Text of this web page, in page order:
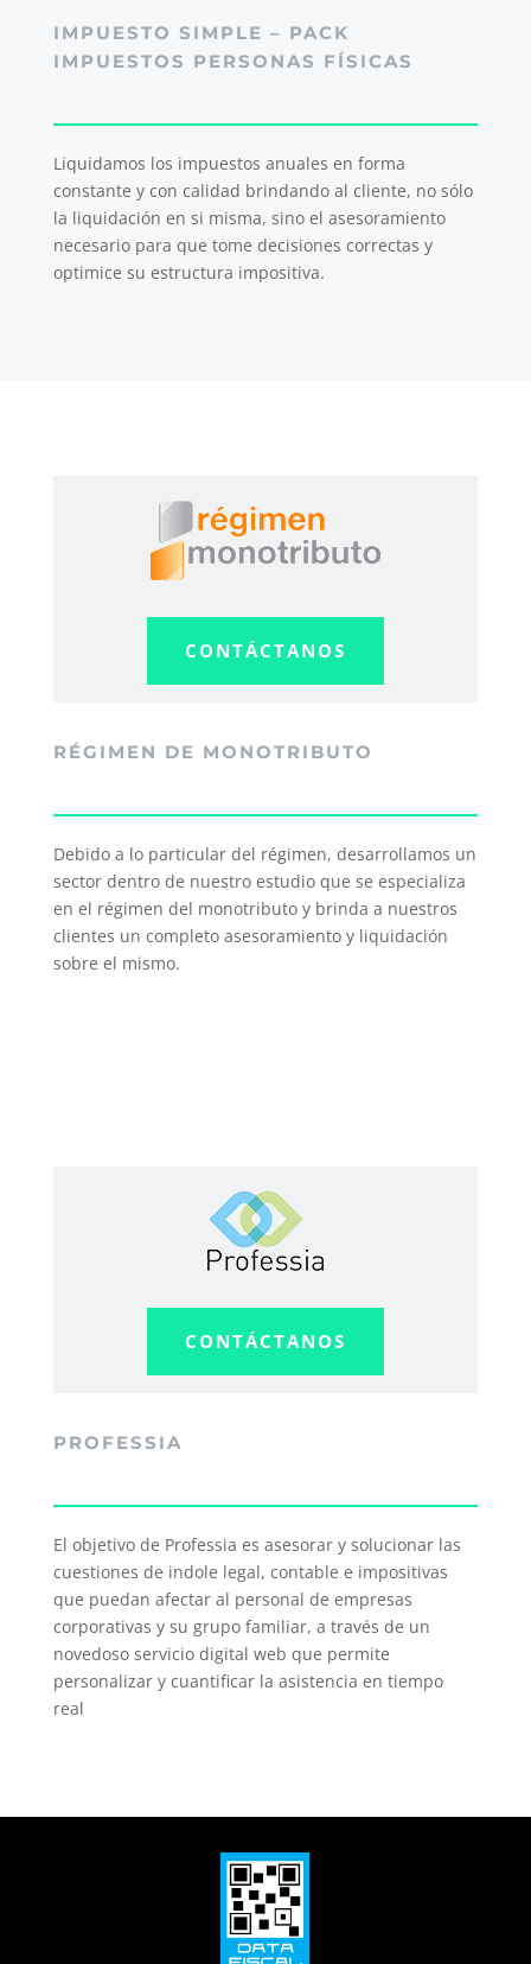
IMPUESTO SIMPLE – PACK
IMPUESTOS PERSONAS FÍSICAS
Liquidamos los impuestos anuales en forma
constante y con calidad brindando al cliente, no sólo
la liquidación en si misma, sino el asesoramiento
necesario para que tome decisiones correctas y
optimice su estructura impositiva.
CONTÁCTANOS
RÉGIMEN DE MONOTRIBUTO
Debido a lo particular del régimen, desarrollamos un
sector dentro de nuestro estudio que se especializa
en el régimen del monotributo y brinda a nuestros
clientes un completo asesoramiento y liquidación
sobre el mismo.
CONTÁCTANOS
PROFESSIA
El objetivo de Professia es asesorar y solucionar las
cuestiones de indole legal, contable e impositivas
que puedan afectar al personal de empresas
corporativas y su grupo familiar, a través de un
novedoso servicio digital web que permite
personalizar y cuantificar la asistencia en tiempo
real